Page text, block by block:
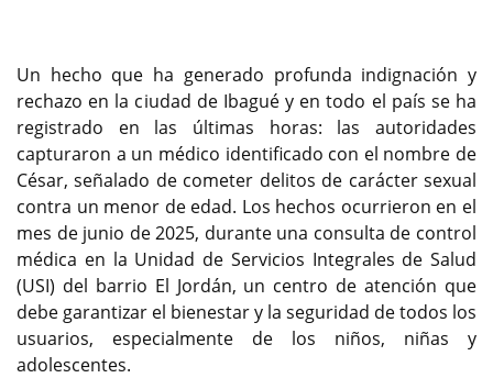
Un hecho que ha generado profunda indignación y
rechazo en la ciudad de Ibagué y en todo el país se ha
registrado en las últimas horas: las autoridades
capturaron a un médico identificado con el nombre de
César, señalado de cometer delitos de carácter sexual
contra un menor de edad. Los hechos ocurrieron en el
mes de junio de 2025, durante una consulta de control
médica en la Unidad de Servicios Integrales de Salud
(USI) del barrio El Jordán, un centro de atención que
debe garantizar el bienestar y la seguridad de todos los
usuarios, especialmente de los niños, niñas y
adolescentes.